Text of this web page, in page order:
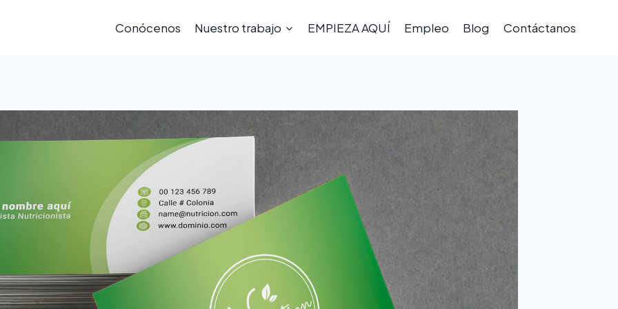
Conócenos Nuestro trabajo EMPIEZA AQUÍ Empleo Blog Contáctanos